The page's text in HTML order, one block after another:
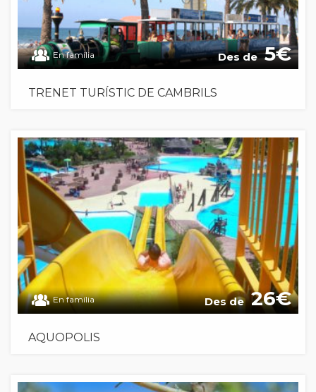
En família Des de 5
TRENET TURÍSTIC DE CAMBRILS
En família Des de 26
AQUOPOLIS